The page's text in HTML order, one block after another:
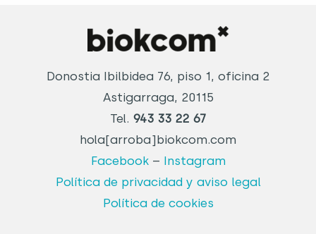
Donostia Ibilbidea 76, piso 1, oficina 2
Astigarraga, 20115
Tel. 943 33 22 67
hola[arroba]biokcom.com
Facebook– Instagram
Política de privacidad y aviso legal
Política de cookies